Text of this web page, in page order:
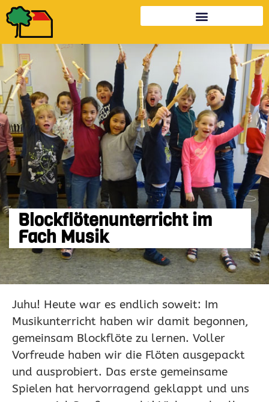
Blockflötenunterricht im
Fach Musik
Juhu! Heute war es endlich soweit: Im
Musikunterricht haben wir damit begonnen,
gemeinsam Blockflöte zu lernen. Voller
Vorfreude haben wir die Flöten ausgepackt
und ausprobiert. Das erste gemeinsame
Spielen hat hervorragend geklappt und uns